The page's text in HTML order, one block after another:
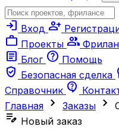
login Вход person_add
work Проекты group
article Блог help Помощь
verified_user Безопасная сделка
Справочник contact_support
Главная chevron_right Заказы chevron_right
edit_note Новый заказ